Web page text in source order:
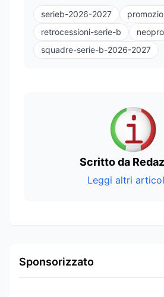
serieb-2026-2027
retrocessioni-serie-b
squadre-serie-b-2026-2027
Scritto da
Leggi altri
Sponsorizzato